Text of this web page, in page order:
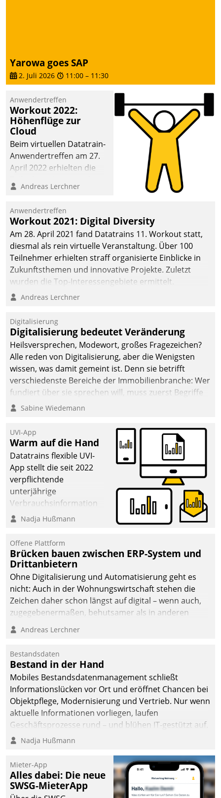
Yarowa goes SAP
2. Juli 2026 11:00 – 11:30
Anwendertreffen
Workout 2022:
Höhenflüge zur
Cloud
Beim virtuellen Datatrain-
Anwendertreffen am 27.
April 2022 erhielten die
Teilnehmer kurzweilige
Cloud-Strategien und -
Lösungen mit hohem
Zukunftspotenzial.
Andreas Lerchner
Anwendertreffen
Workout 2021: Digital Diversity
Am 28. April 2021 fand Datatrains 11. Workout statt,
diesmal als rein virtuelle Veranstaltung. Über 100
Teilnehmer erhielten straff organisierte Einblicke in
Zukunftsthemen und innovative Projekte. Zuletzt
wurden die Top-Interessengebiete ermittelt.
Andreas Lerchner
Digitalisierung
Digitalisierung bedeutet Veränderung
Heilsversprechen, Modewort, großes Fragezeichen?
Alle reden von Digitalisierung, aber die Wenigsten
wissen, was damit gemeint ist. Denn sie betrifft
verschiedenste Bereiche der Immobilienbranche: Wer
fundiert über sie sprechen will, muss zuerst Begriffe
klären. Ein Aspekt ist die betriebliche Optimierung:
Einsparungen durch optimierte und automatisierte
Prozesse. Doch man darf nicht zu viel erwarten: Allein
mit der Einführung einer neuen Software ist es nicht
getan. Die Digitalisierung erfordert von Unternehmen
die Bereitschaft, sich zu überprüfen, zu hinterfragen
und zu verändern.
Sabine Wiedemann
UVI-App
Warm auf die Hand
Datatrains flexible UVI-
App stellt die seit 2022
verpflichtende
unterjährige
Verbrauchsinformation
schnell, zuverlässig und
Die monatlichen
Mitteilungen zum
Heizungs- und
Wasserverbrauch gehen
automatisiert, vollständig
und auf Wunsch über
mehrere zuvor
Kommunikationswege bei
Nadja Hußmann
Offene Plattform
Brücken bauen zwischen ERP-System und
Drittanbietern
Ohne Digitalisierung und Automatisierung geht es
nicht: Auch in der Wohnungswirtschaft stehen die
Zeichen daher schon längst auf digital – wenn auch,
zugegebenermaßen, behutsamer als in anderen
Branchen.
Andreas Lerchner
Bestandsdaten
Bestand in der Hand
Mobiles Bestandsdatenmanagement schließt
Informationslücken vor Ort und eröffnet Chancen bei
Objektpflege, Modernisierung und Vertrieb. Nur wenn
aktuelle Informationen vorliegen, laufen
Geschäftsprozesse rund – und blühen IT-gestützt auf.
Nadja Hußmann
Mieter-App
Alles dabei: Die neue
SWSG-MieterApp